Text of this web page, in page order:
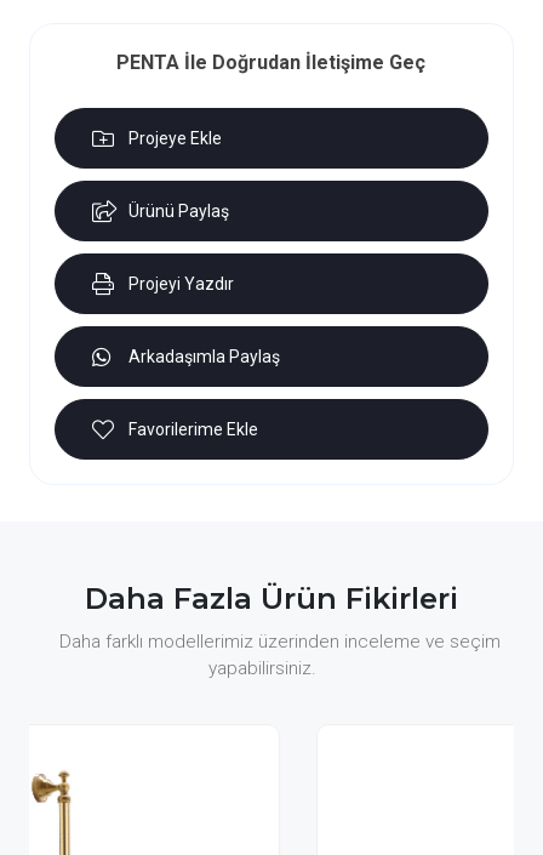
PENTA İle Doğrudan İletişime Geç
Projeye Ekle
Ürünü Paylaş
Projeyi Yazdır
Arkadaşımla Paylaş
Favorilerime Ekle
Daha Fazla Ürün Fikirleri
Daha farklı modellerimiz üzerinden inceleme ve seçim
yapabilirsiniz.